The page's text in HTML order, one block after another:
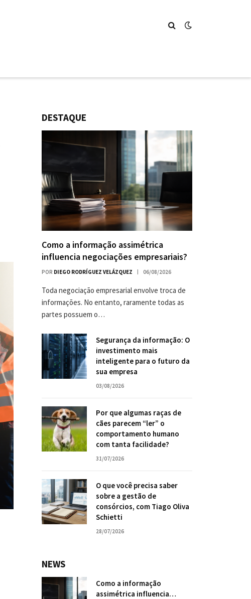
DESTAQUE
Como a informação assimétrica
influencia negociações empresariais?
POR DIEGO RODRÍGUEZ VELÁZQUEZ 06/08/2026
Toda negociação empresarial envolve troca de
informações. No entanto, raramente todas as
partes possuem o…
Segurança da informação: O
investimento mais
inteligente para o futuro da
sua empresa
03/08/2026
Por que algumas raças de
cães parecem “ler” o
comportamento humano
com tanta facilidade?
31/07/2026
O que você precisa saber
sobre a gestão de
consórcios, com Tiago Oliva
Schietti
28/07/2026
NEWS
Como a informação
assimétrica influencia